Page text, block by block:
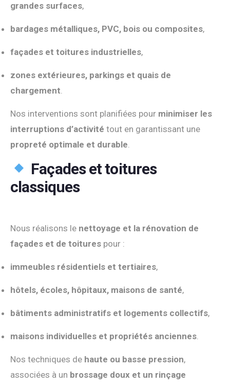
grandes surfaces,
bardages métalliques, PVC, bois ou composites,
façades et toitures industrielles,
zones extérieures, parkings et quais de
chargement.
Nos interventions sont planifiées pour minimiser les
interruptions d’activité tout en garantissant une
propreté optimale et durable.
Façades et toitures
classiques
Nous réalisons le nettoyage et la rénovation de
façades et de toitures pour :
immeubles résidentiels et tertiaires,
hôtels, écoles, hôpitaux, maisons de santé,
bâtiments administratifs et logements collectifs,
maisons individuelles et propriétés anciennes.
Nos techniques de haute ou basse pression,
associées à un brossage doux et un rinçage